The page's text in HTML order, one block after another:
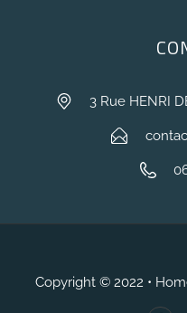
3 Rue HENRI
Copyright © 2022 •